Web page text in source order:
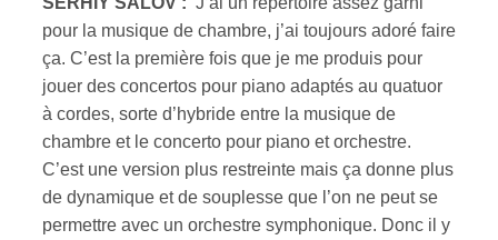
pour la musique de chambre, j’ai toujours adoré faire
ça. C’est la première fois que je me produis pour
jouer des concertos pour piano adaptés au quatuor
à cordes, sorte d’hybride entre la musique de
chambre et le concerto pour piano et orchestre.
C’est une version plus restreinte mais ça donne plus
de dynamique et de souplesse que l’on ne peut se
permettre avec un orchestre symphonique. Donc il y